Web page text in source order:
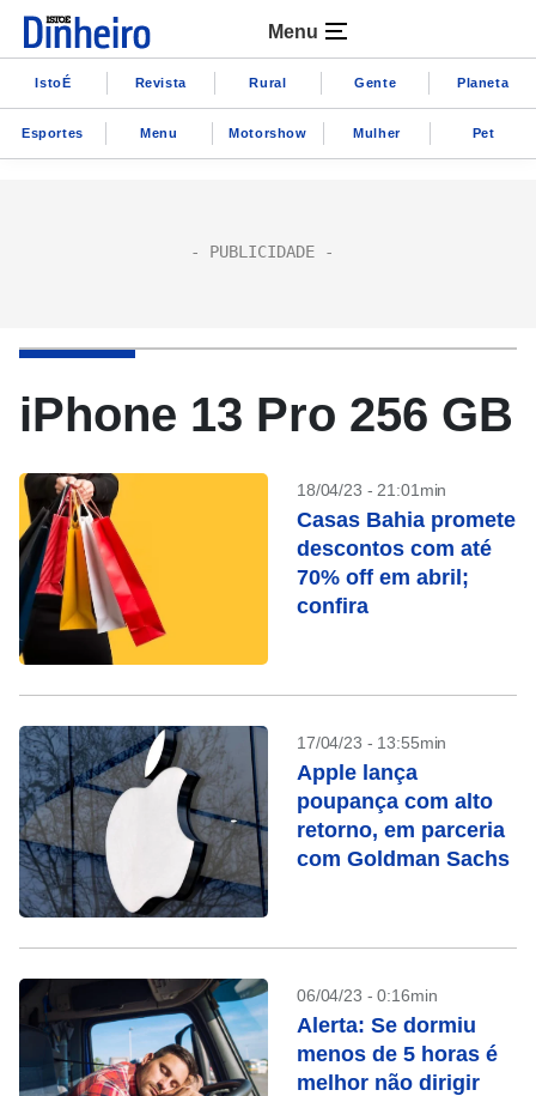
Menu
IstoÉ Revista Rural Gente Planeta
Esportes Menu Motorshow Mulher Pet
iPhone 13 Pro 256 GB
18/04/23 - 21:01min
Casas Bahia promete
descontos com até
70% off em abril;
confira
17/04/23 - 13:55min
Apple lança
poupança com alto
retorno, em parceria
com Goldman Sachs
06/04/23 - 0:16min
Alerta: Se dormiu
menos de 5 horas é
melhor não dirigir